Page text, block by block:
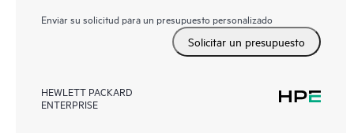
Enviar su solicitud para un presupuesto personalizado
Solicitar un presupuesto
HEWLETT PACKARD
ENTERPRISE